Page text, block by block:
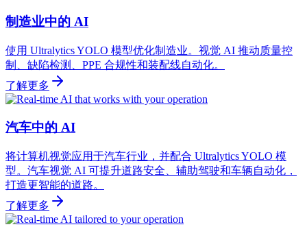
制造业中的 AI
使用 Ultralytics YOLO 模型优化制造业。视觉 AI 推动质量控
制、缺陷检测、PPE 合规性和装配线自动化。
了解更多
汽车中的 AI
将计算机视觉应用于汽车行业，并配合 Ultralytics YOLO 模
型。汽车视觉 AI 可提升道路安全、辅助驾驶和车辆自动化，
打造更智能的道路。
了解更多